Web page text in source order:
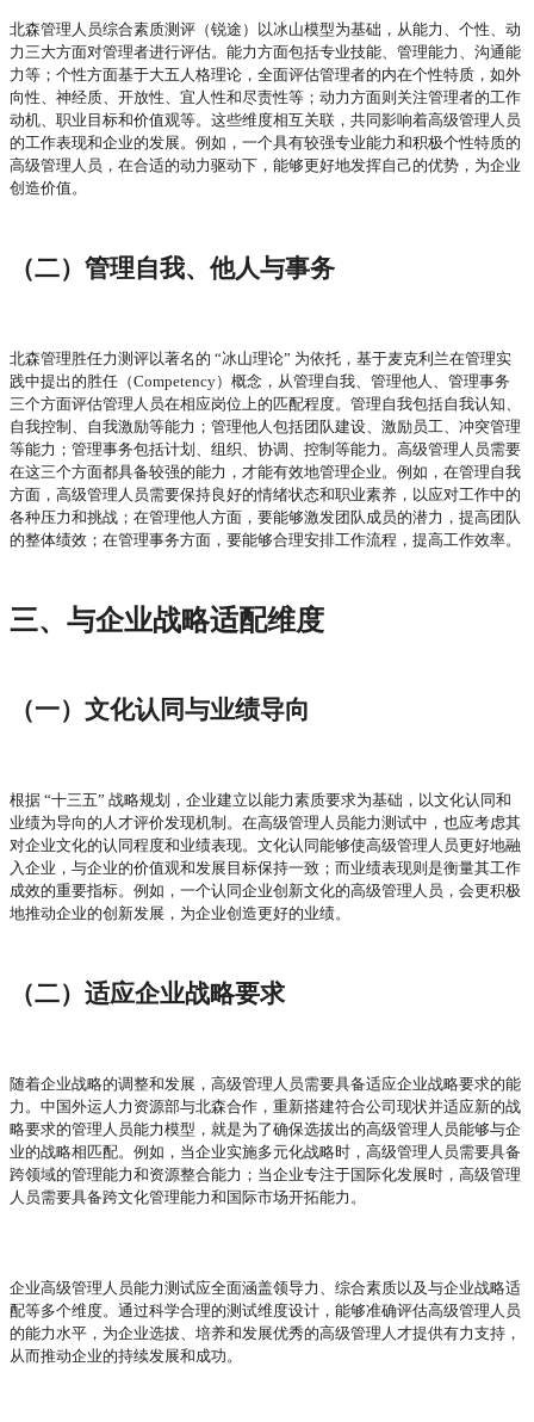
北森管理人员综合素质测评（锐途）以冰山模型为基础，从能力、个性、动
力三大方面对管理者进行评估。能力方面包括专业技能、管理能力、沟通能
力等；个性方面基于大五人格理论，全面评估管理者的内在个性特质，如外
向性、神经质、开放性、宜人性和尽责性等；动力方面则关注管理者的工作
动机、职业目标和价值观等。这些维度相互关联，共同影响着高级管理人员
的工作表现和企业的发展。例如，一个具有较强专业能力和积极个性特质的
高级管理人员，在合适的动力驱动下，能够更好地发挥自己的优势，为企业
创造价值。
（二）管理自我、他人与事务
北森管理胜任力测评以著名的 “冰山理论” 为依托，基于麦克利兰在管理实
践中提出的胜任（Competency）概念，从管理自我、管理他人、管理事务
三个方面评估管理人员在相应岗位上的匹配程度。管理自我包括自我认知、
自我控制、自我激励等能力；管理他人包括团队建设、激励员工、冲突管理
等能力；管理事务包括计划、组织、协调、控制等能力。高级管理人员需要
在这三个方面都具备较强的能力，才能有效地管理企业。例如，在管理自我
方面，高级管理人员需要保持良好的情绪状态和职业素养，以应对工作中的
各种压力和挑战；在管理他人方面，要能够激发团队成员的潜力，提高团队
的整体绩效；在管理事务方面，要能够合理安排工作流程，提高工作效率。
三、与企业战略适配维度
（一）文化认同与业绩导向
根据 “十三五” 战略规划，企业建立以能力素质要求为基础，以文化认同和
业绩为导向的人才评价发现机制。在高级管理人员能力测试中，也应考虑其
对企业文化的认同程度和业绩表现。文化认同能够使高级管理人员更好地融
入企业，与企业的价值观和发展目标保持一致；而业绩表现则是衡量其工作
成效的重要指标。例如，一个认同企业创新文化的高级管理人员，会更积极
地推动企业的创新发展，为企业创造更好的业绩。
（二）适应企业战略要求
随着企业战略的调整和发展，高级管理人员需要具备适应企业战略要求的能
力。中国外运人力资源部与北森合作，重新搭建符合公司现状并适应新的战
略要求的管理人员能力模型，就是为了确保选拔出的高级管理人员能够与企
业的战略相匹配。例如，当企业实施多元化战略时，高级管理人员需要具备
跨领域的管理能力和资源整合能力；当企业专注于国际化发展时，高级管理
人员需要具备跨文化管理能力和国际市场开拓能力。
企业高级管理人员能力测试应全面涵盖领导力、综合素质以及与企业战略适
配等多个维度。通过科学合理的测试维度设计，能够准确评估高级管理人员
的能力水平，为企业选拔、培养和发展优秀的高级管理人才提供有力支持，
从而推动企业的持续发展和成功。